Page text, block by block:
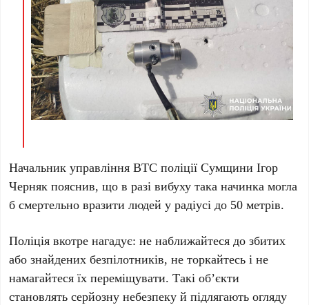
Начальник управління ВТС поліції Сумщини Ігор
Черняк пояснив, що в разі вибуху така начинка могла
б смертельно вразити людей у радіусі до 50 метрів.
Поліція вкотре нагадує: не наближайтеся до збитих
або знайдених безпілотників, не торкайтесь і не
намагайтеся їх переміщувати. Такі об’єкти
становлять серйозну небезпеку й підлягають огляду